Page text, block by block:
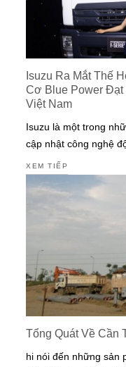
Isuzu Ra Mắt Thế
Cơ Blue Power Đạt
Việt Nam
Isuzu là một trong
cập nhật công nghệ
XEM TIẾP
Tổng Quát Về Cần
hi nói đến những sản